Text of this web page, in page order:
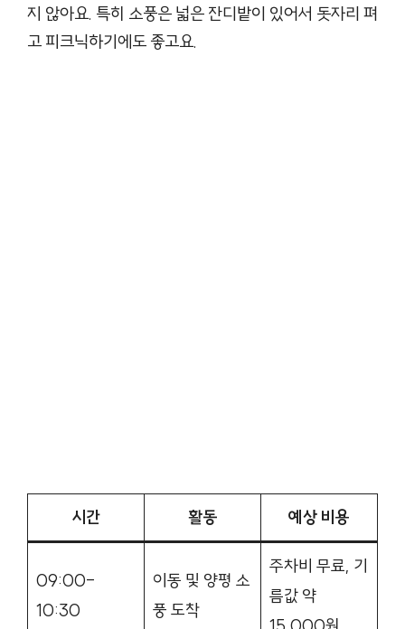
지 않아요. 특히 소풍은 넓은 잔디밭이 있어서 돗자리 펴
고 피크닉하기에도 좋고요.
시간 활동 예상 비용
09:00-
10:30
이동 및 양평 소
풍 도착
주차비 무료, 기
름값 약